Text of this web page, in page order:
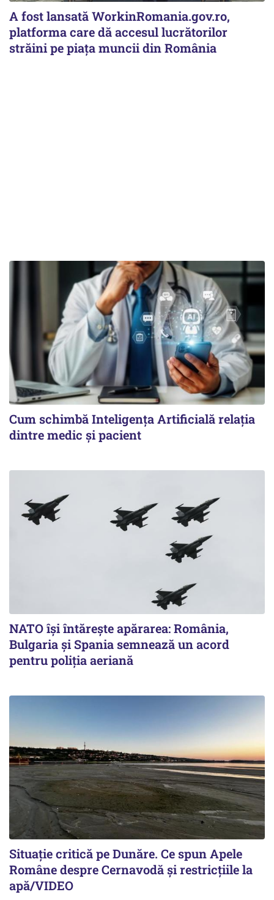
A fost lansată WorkinRomania.gov.ro,
platforma care dă accesul lucrătorilor
străini pe piața muncii din România
Cum schimbă Inteligența Artificială relația
dintre medic și pacient
NATO își întărește apărarea: România,
Bulgaria și Spania semnează un acord
pentru poliția aeriană
Situație critică pe Dunăre. Ce spun Apele
Române despre Cernavodă și restricțiile la
apă/VIDEO